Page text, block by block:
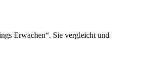
Erwachen“. Sie vergleicht und